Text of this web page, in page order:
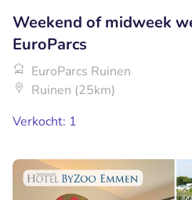
Weekend of midweek
EuroParcs
EuroParcs Ruinen
Ruinen (25km)
Verkocht: 1